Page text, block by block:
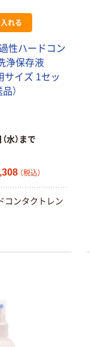
れる
性ハードコン
浄保存液
サイズ 1セッ
）
水）まで
（税込）
コンタクトレン